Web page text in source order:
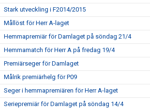
Stark utveckling i F2014/2015
Mållöst för Herr A-laget
Hemmapremiär för Damlaget på söndag 21/4
Hemmamatch för Herr A på fredag 19/4
Premiärseger för Damlaget
Målrik premiärhelg för P09
Seger i hemmapremiären för Herr A-laget
Seriepremiär för Damlaget på söndag 14/4